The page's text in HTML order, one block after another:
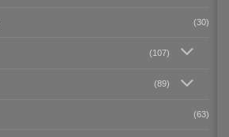
(30)
(107)
(89)
(63)